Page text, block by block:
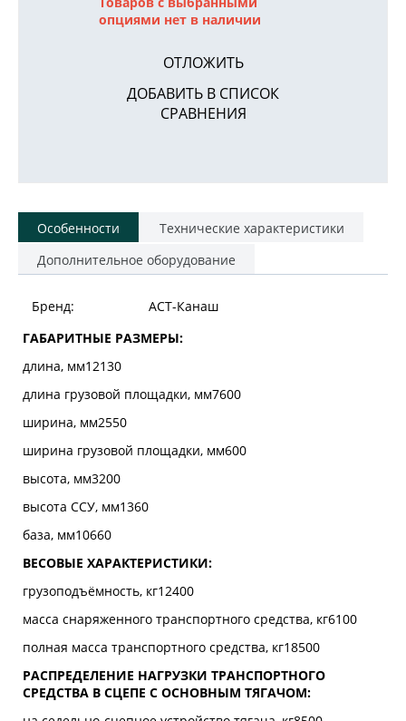
опциями нет в наличии
ОТЛОЖИТЬ
ДОБАВИТЬ В СПИСОК
СРАВНЕНИЯ
Особенности
Технические характеристики
Дополнительное оборудование
Бренд:
АСТ-Канаш
ГАБАРИТНЫЕ РАЗМЕРЫ:
длина, мм12130
длина грузовой площадки, мм7600
ширина, мм2550
ширина грузовой площадки, мм600
высота, мм3200
высота ССУ, мм1360
база, мм10660
ВЕСОВЫЕ ХАРАКТЕРИСТИКИ:
грузоподъёмность, кг12400
масса снаряженного транспортного средства, кг6100
полная масса транспортного средства, кг18500
РАСПРЕДЕЛЕНИЕ НАГРУЗКИ ТРАНСПОРТНОГО
СРЕДСТВА В СЦЕПЕ С ОСНОВНЫМ ТЯГАЧОМ: